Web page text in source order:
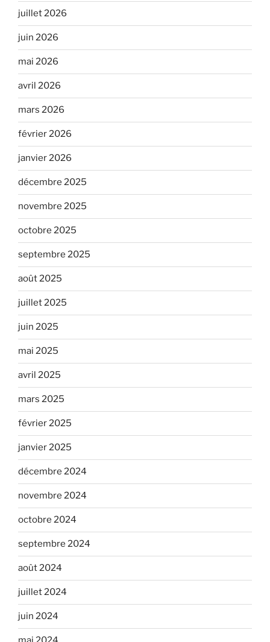
juillet 2026
juin 2026
mai 2026
avril 2026
mars 2026
février 2026
janvier 2026
décembre 2025
novembre 2025
octobre 2025
septembre 2025
août 2025
juillet 2025
juin 2025
mai 2025
avril 2025
mars 2025
février 2025
janvier 2025
décembre 2024
novembre 2024
octobre 2024
septembre 2024
août 2024
juillet 2024
juin 2024